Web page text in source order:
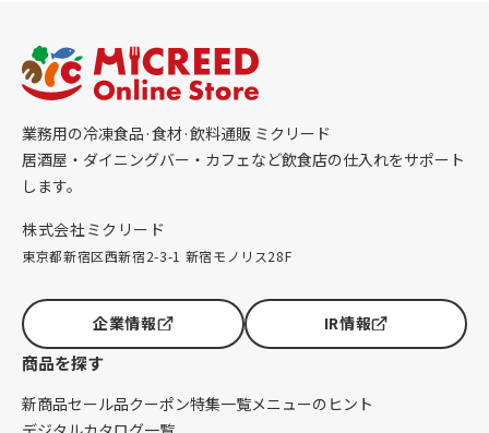
業務用の冷凍食品·食材·飲料通販 ミクリード
居酒屋・ダイニングバー・カフェなど飲食店の仕入れをサポート
します。
株式会社ミクリード
東京都新宿区西新宿2-3-1 新宿モノリス28F
企業情報 IR情報
商品を探す
新商品セール品クーポン特集一覧メニューのヒント